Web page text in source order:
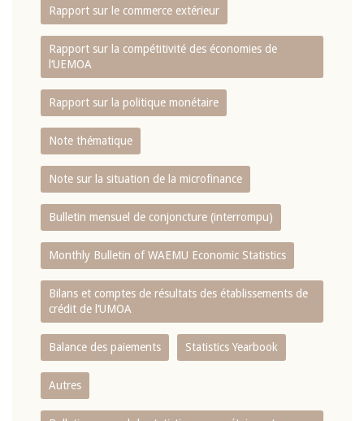
Rapport sur le commerce extérieur
Rapport sur la compétitivité des économies de
l‘UEMOA
Rapport sur la politique monétaire
Note thématique
Note sur la situation de la microfinance
Bulletin mensuel de conjoncture (interrompu)
Monthly Bulletin of WAEMU Economic Statistics
Bilans et comptes de résultats des établissements de
crédit de l‘UMOA
Balance des paiements Statistics Yearbook
Autres